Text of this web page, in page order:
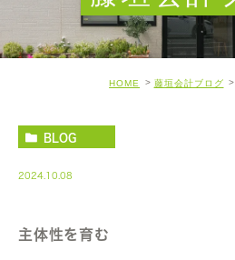
HOME 藤垣会計ブログ
BLOG
2024.10.08
主体性を育む